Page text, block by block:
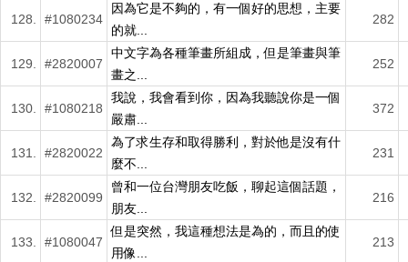
128. #1080234
因為它是不夠的，有一個好的思想，主要
的就...
282
129. #2820007
中文字為各種筆畫所組成，但是筆畫與筆
畫之...
252
130. #1080218
我說，我會看到你，因為我聽說你是一個
嚴肅...
372
131. #2820022
為了求生存和取得勝利，對於他是沒有什
麼不...
231
132. #2820099
曾和一位台灣朋友吃飯，聊起這個話題，
朋友...
216
133. #1080047
但是突然，我這種想法是為的，而且的使
用像...
213